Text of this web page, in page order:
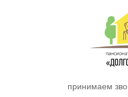
принимаем